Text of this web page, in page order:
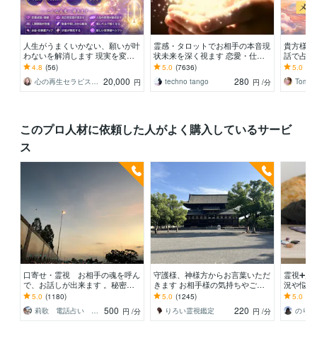
人生がうまくいかない、願いが叶
わないを解消します 現実を変え
るために努力したのに、自力では
もう無理と感じている
4.8 (56)
心の再生セラピスト YASUKO 20,000 円
霊感・タロットでお相手の本音現
状未来を深く視ます 恋愛・仕
事・家族・人間関係の本質を見抜
きスピード解決へ
5.0 (7636)
techno tango
280 円 /分
貴方様
話で占
オラク
ドを使
5.0
このプロ人材に依頼した人がよく購入しているサービ
ス
口寄せ・霊視 お相手の魂を呼ん
で、お話しが出来ます 。秘密の
恋愛・復縁・片思い・亡くなった
方・ペットと話せます。
5.0 (1180)
莉歌 電話占い 女性限定
500 円 /分
守護様、神様方からお言葉いただ
きます お相手様の気持ちやご自
身のお悩みについて霊視鑑定しま
5.0 (1245)
りろい霊視鑑定
220 円 /分
霊視➕
況や悩
末裔 |プ
や未来
5.0
のり